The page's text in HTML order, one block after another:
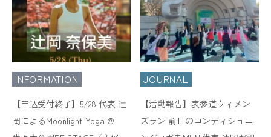
INFORMATION
【申込受付終了】5/28 代表 辻
岡によるMoonlight Yoga @
JOURNAL
【活動報告】表参道ウィメン
ズラン 前日のコンディショニ